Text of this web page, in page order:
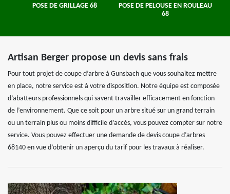
POSE DE GRILLAGE 68
POSE DE PELOUSE EN ROULEAU
68
Artisan Berger propose un devis sans frais
Pour tout projet de coupe d’arbre à Gunsbach que vous souhaitez mettre
en place, notre service est à votre disposition. Notre équipe est composée
d’abatteurs professionnels qui savent travailler efficacement en fonction
de l’environnement. Que ce soit pour un arbre situé sur un grand terrain
ou un terrain plus ou moins difficile d’accès, vous pouvez compter sur notre
service. Vous pouvez effectuer une demande de devis coupe d’arbres
68140 en vue d’obtenir un aperçu du tarif pour les travaux à réaliser.